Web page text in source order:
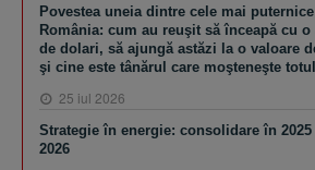
Povestea uneia dintre cele mai
România: cum au reuşit să înceapă cu o
de dolari, să ajungă astăzi la o valoare
şi cine este tânărul care moşteneşte totul
25 iul 2026
Strategie în energie: consolidare în
2026